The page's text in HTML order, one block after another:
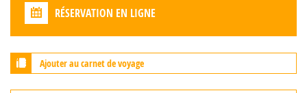
RÉSERVATION EN LIGNE
Ajouter au carnet de voyage